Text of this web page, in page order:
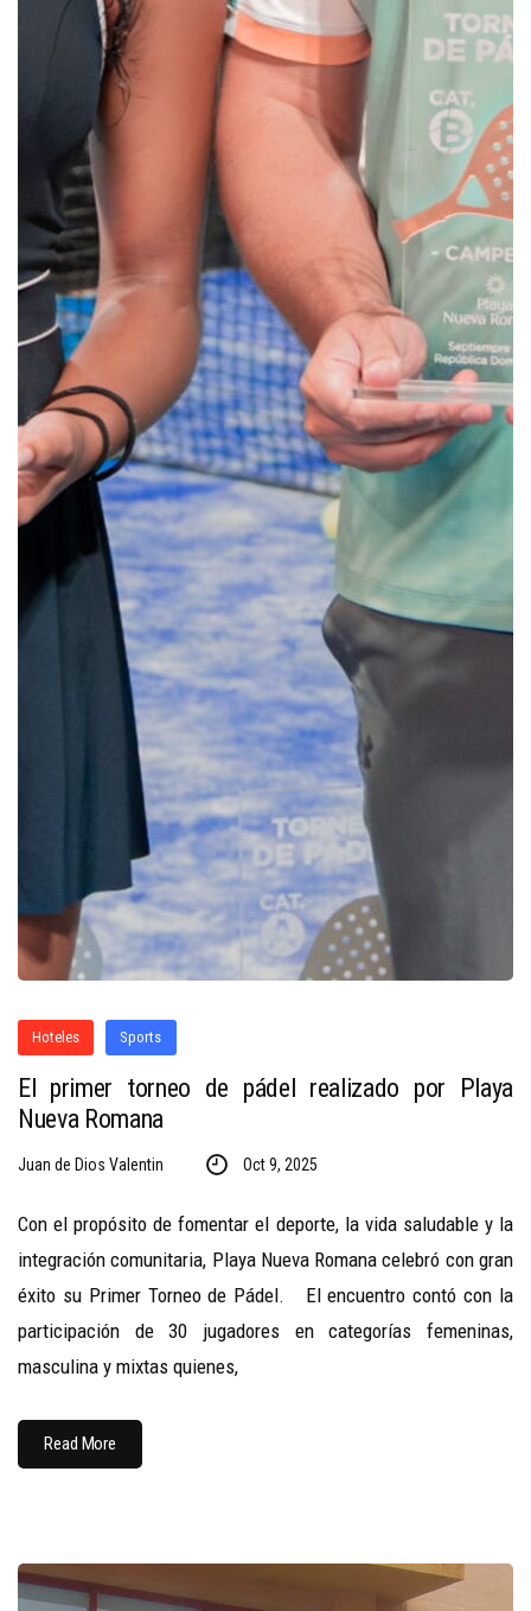
Hoteles Sports
El primer torneo de pádel realizado por Playa
Nueva Romana
Juan de Dios Valentin Oct 9, 2025
Con el propósito de fomentar el deporte, la vida saludable y la
integración comunitaria, Playa Nueva Romana celebró con gran
éxito su Primer Torneo de Pádel. El encuentro contó con la
participación de 30 jugadores en categorías femeninas,
masculina y mixtas quienes,
Read More